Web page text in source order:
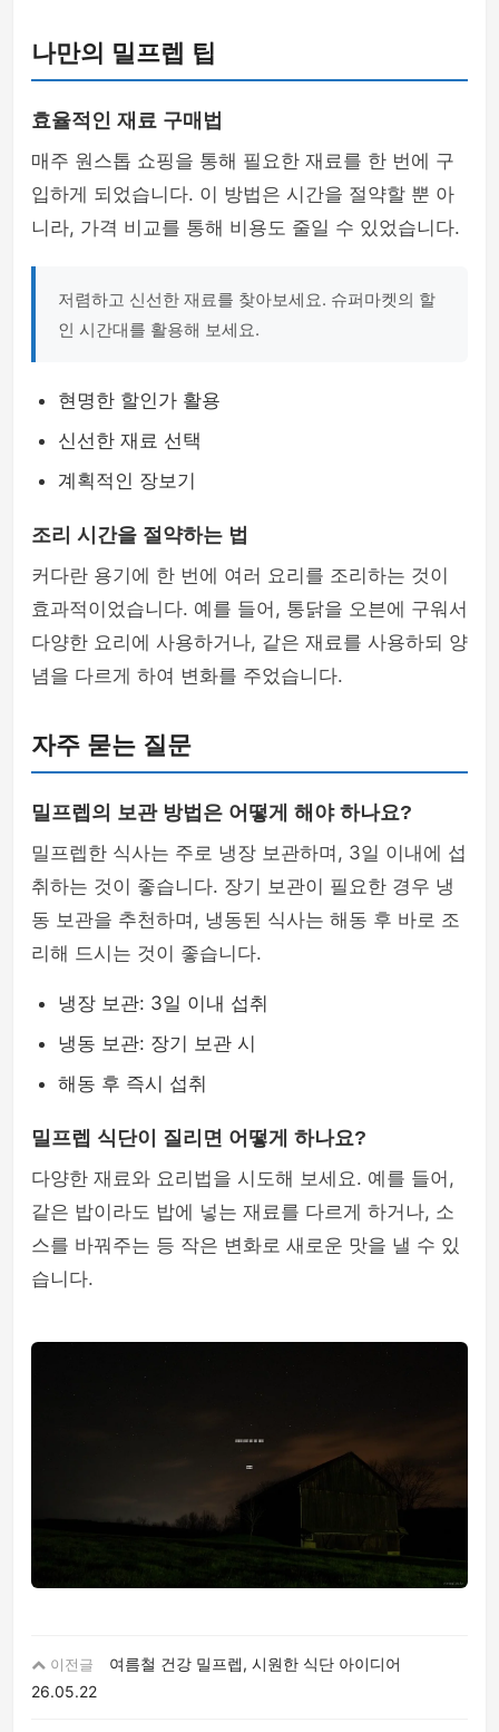
나만의 밀프렙 팁
효율적인 재료 구매법
매주 원스톱 쇼핑을 통해 필요한 재료를 한 번에 구
입하게 되었습니다. 이 방법은 시간을 절약할 뿐 아
니라, 가격 비교를 통해 비용도 줄일 수 있었습니다.
저렴하고 신선한 재료를 찾아보세요. 슈퍼마켓의 할
인 시간대를 활용해 보세요.
현명한 할인가 활용
신선한 재료 선택
계획적인 장보기
조리 시간을 절약하는 법
커다란 용기에 한 번에 여러 요리를 조리하는 것이
효과적이었습니다. 예를 들어, 통닭을 오븐에 구워서
다양한 요리에 사용하거나, 같은 재료를 사용하되 양
념을 다르게 하여 변화를 주었습니다.
자주 묻는 질문
밀프렙의 보관 방법은 어떻게 해야 하나요?
밀프렙한 식사는 주로 냉장 보관하며, 3일 이내에 섭
취하는 것이 좋습니다. 장기 보관이 필요한 경우 냉
동 보관을 추천하며, 냉동된 식사는 해동 후 바로 조
리해 드시는 것이 좋습니다.
냉장 보관: 3일 이내 섭취
냉동 보관: 장기 보관 시
해동 후 즉시 섭취
밀프렙 식단이 질리면 어떻게 하나요?
다양한 재료와 요리법을 시도해 보세요. 예를 들어,
같은 밥이라도 밥에 넣는 재료를 다르게 하거나, 소
스를 바꿔주는 등 작은 변화로 새로운 맛을 낼 수 있
습니다.
이전글
여름철 건강 밀프렙, 시원한 식단 아이디어
26.05.22